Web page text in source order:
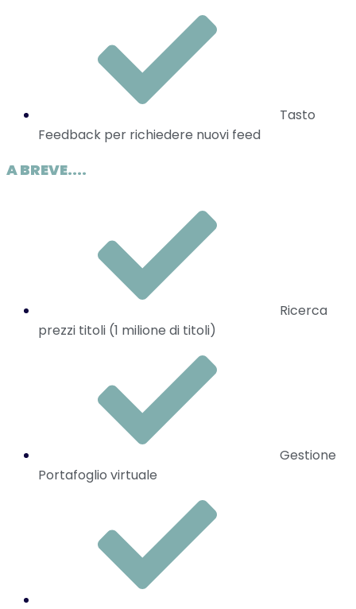
Tasto
Feedback per richiedere nuovi feed
A BREVE....
Ricerca
prezzi titoli (1 milione di titoli)
Gestione
Portafoglio virtuale